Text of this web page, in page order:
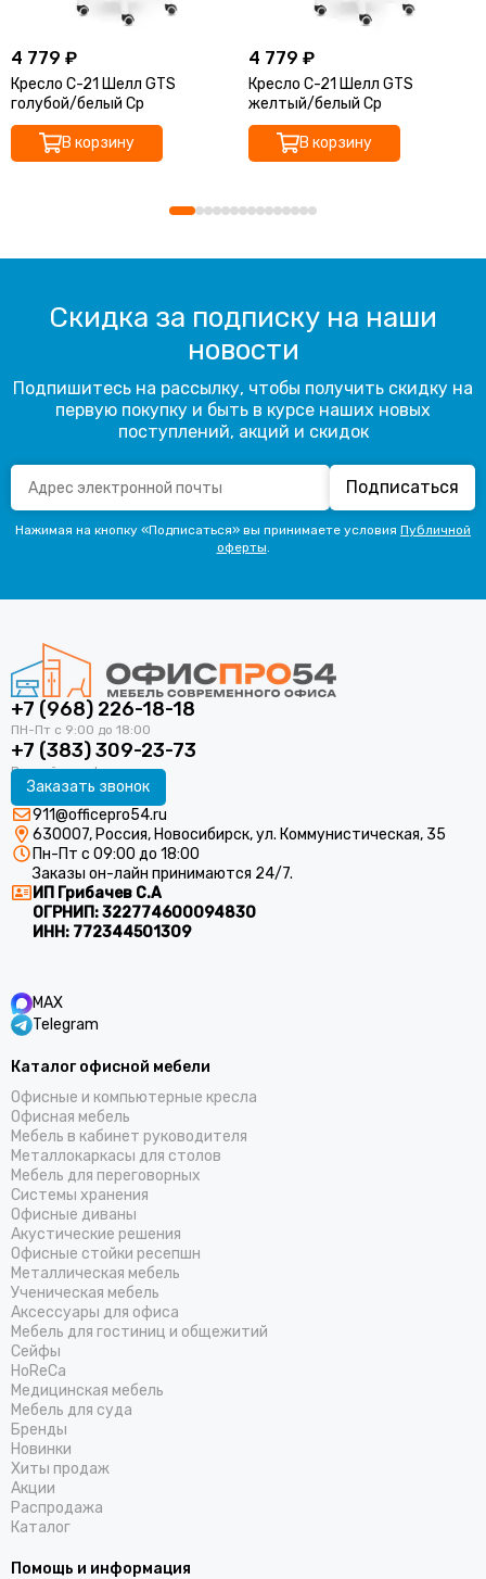
4 779 ₽
Кресло С-21 Шелл GTS
голубой/белый Ср
В корзину
4 779 ₽
Кресло С-21 Шелл GTS
желтый/белый Ср
В корзину
Скидка за подписку на наши
новости
Подпишитесь на рассылку, чтобы получить скидку на
первую покупку и быть в курсе наших новых
поступлений, акций и скидок
Подписаться
Нажимая на кнопку «Подписаться» вы принимаете условия Публичной
оферты.
+7 (968) 226-18-18
+7 (383) 309-23-73
Заказать звонок
911@officepro54.ru
630007, Россия, Новосибирск, ул. Коммунистическая, 35
Пн-Пт с 09:00 до 18:00
Заказы он-лайн принимаются 24/7.
ИП Грибачев С.А
ОГРНИП:322774600094830
ИНН: 772344501309
MAX
Telegram
Каталог офисной мебели
Офисные и компьютерные кресла
Офисная мебель
Мебель в кабинет руководителя
Металлокаркасы для столов
Мебель для переговорных
Системы хранения
Офисные диваны
Акустические решения
Офисные стойки ресепшн
Металлическая мебель
Ученическая мебель
Аксессуары для офиса
Мебель для гостиниц и общежитий
Cейфы
HoReCa
Медицинская мебель
Мебель для суда
Бренды
Новинки
Хиты продаж
Акции
Распродажа
Каталог
Помощь и информация